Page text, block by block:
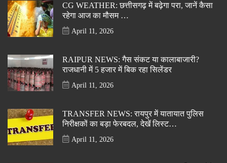
CG WEATHER: छत्तीसगढ़ में बढ़ेगा परा, जानें कैसा
रहेगा आज का मौसम …
April 11, 2026
RAIPUR NEWS: गैस संकट या कालाबाजारी?
राजधानी में 5 हजार में बिक रहा सिलेंडर
April 11, 2026
TRANSFER NEWS: रायपुर में यातायात पुलिस
निरीक्षकों का बड़ा फेरबदल, देखें लिस्ट…
April 11, 2026